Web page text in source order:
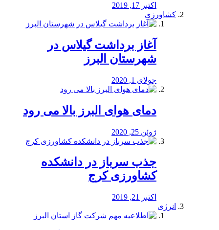
اکتبر 17, 2019
کشاورزی
آغاز برداشت گیلاس در
شهرستان البرز
جولای 1, 2020
دمای هوای البرز بالا می رود
ژوئن 25, 2020
جذب سرباز در دانشکده
کشاورزی کرج
اکتبر 21, 2019
انرژی